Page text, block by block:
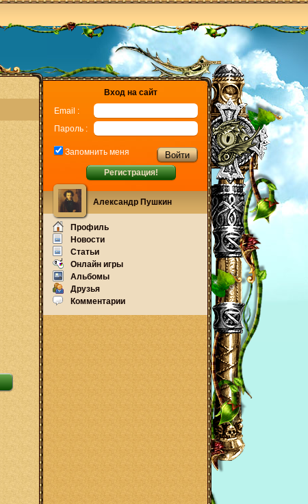
Вход на сайт
Email :
Пароль :
Запомнить меня
Регистрация!
Александр Пушкин
Профиль
Новости
Статьи
Онлайн игры
Альбомы
Друзья
Комментарии